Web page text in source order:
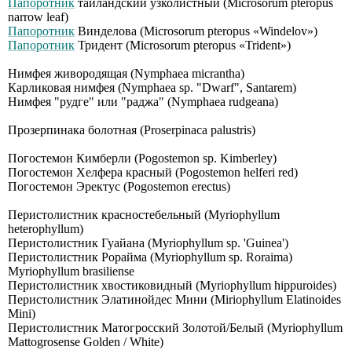
Папоротник таиландский узколистный (Мiсrоsоrum рtеrорus
nаrrоw lеаf)
Папоротник Винделова (Мiсrоsоrum рtеrорus «Windеlоv»)
Папоротник Тридент (Microsorum pteropus «Trident»)
Нимфея живородящая (Nymphaea micrantha)
Карликовая нимфея (Nymphaea sp. "Dwarf", Santarem)
Нимфея "рудге" или "раджа" (Nymphaea rudgeana)
Прозерпинака болотная (Proserpinaca palustris)
Погостемон Кимберли (Pogostemon sp. Kimberley)
Погостемон Хелфера красный (Pogostemon helferi red)
Погостемон Эректус (Pogostemon erectus)
Перистолистник красностебельный (Myriophyllum
heterophyllum)
Перистолистник Гуайана (Myriophyllum sp. 'Guinea')
Перистолистник Рорайма (Myriophyllum sp. Roraima)
Myriophyllum brasiliense
Перистолистник хвостиковидный (Myriophyllum hippuroides)
Перистолистник Элатинойдес Мини (Мiriорhyllum Еlаtinоidеs
Мini)
Перистолистник Матогросский Золотой/Белый (Мyriорhyllum
Маttоgrоsеnsе Gоldеn / Whitе)